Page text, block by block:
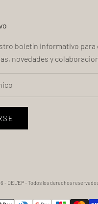
boletín informativo para
novedades y
- DEL'EP- Todos los derechos